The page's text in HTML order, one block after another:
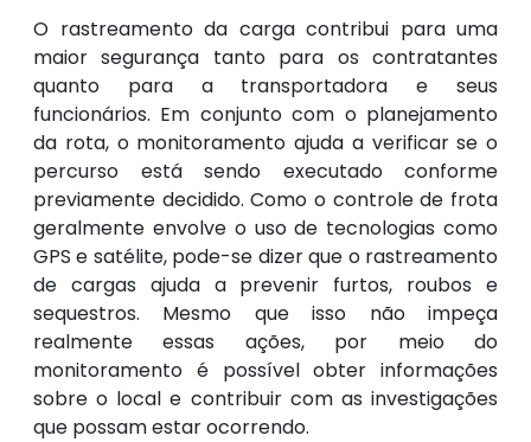
O rastreamento da carga contribui para uma
maior segurança tanto para os contratantes
quanto para a transportadora e seus
funcionários. Em conjunto com o planejamento
da rota, o monitoramento ajuda a verificar se o
percurso está sendo executado conforme
previamente decidido. Como o controle de frota
geralmente envolve o uso de tecnologias como
GPS e satélite, pode-se dizer que o rastreamento
de cargas ajuda a prevenir furtos, roubos e
sequestros. Mesmo que isso não impeça
realmente essas ações, por meio do
monitoramento é possível obter informações
sobre o local e contribuir com as investigações
que possam estar ocorrendo.